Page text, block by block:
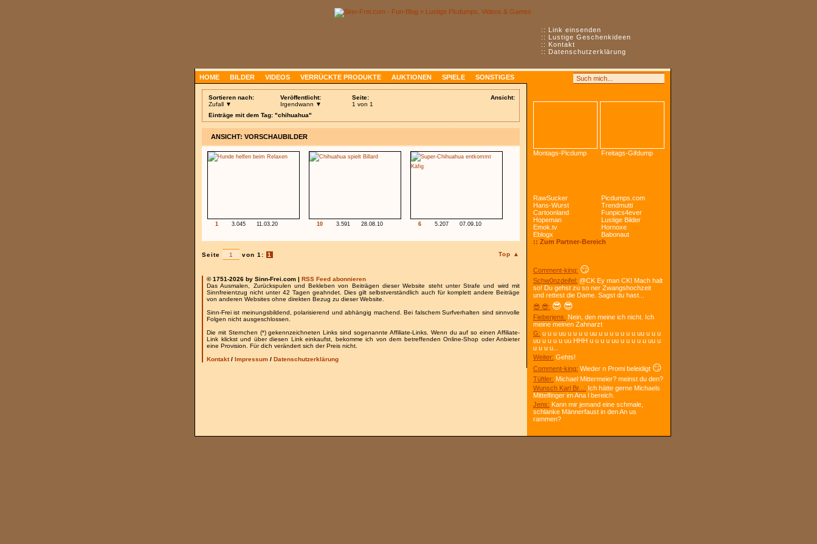
:: Link einsenden
:: Lustige Geschenkideen
:: Kontakt
:: Datenschutzerklärung
HOME BILDER VIDEOS VERRÜCKTE PRODUKTE AUKTIONEN SPIELE SONSTIGES
Ansicht:
Sortieren nach:
Zufall ▼
Veröffentlicht:
Irgendwann ▼
Seite:
1 von 1
Einträge mit dem Tag: "chihuahua"
ANSICHT: VORSCHAUBILDER
1 3.045 11.03.20 10 3.591 28.08.10 6 5.207 07.09.10
Top ▲
Seite von 1: 1
© 1751-2026 by Sinn-Frei.com | RSS Feed abonnieren
Das Ausmalen, Zurückspulen und Bekleben von Beiträgen dieser Website steht unter Strafe und wird mit
Sinnfreientzug nicht unter 42 Tagen geahndet. Dies gilt selbstverständlich auch für komplett andere Beiträge
von anderen Websites ohne direkten Bezug zu dieser Website.
Sinn-Frei ist meinungsbildend, polarisierend und abhängig machend. Bei falschem Surfverhalten sind sinnvolle
Folgen nicht ausgeschlossen.
Die mit Sternchen (*) gekennzeichneten Links sind sogenannte Affiliate-Links. Wenn du auf so einen Affiliate-
Link klickst und über diesen Link einkaufst, bekomme ich von dem betreffenden Online-Shop oder Anbieter
eine Provision. Für dich verändert sich der Preis nicht.
Kontakt/ Impressum / Datenschutzerklärung
Montags-Picdump Freitags-Gifdump
RawSucker
Picdumps.com
Hans-Wurst
Trendmutti
Cartoonland
Funpics4ever
Hopeman
Lustige Bilder
Emok.tv
Hornoxe
Eblogx
Babonaut
:: Zum Partner-Bereich
Comment-king: 😏
Schw0nzdeifel: @CK Ey man CK! Mach halt
so! Du gehst zu so ner Zwangshochzeit
und rettest die Dame. Sagst du hast...
😎 😎: 😎 😎
Fieberjens: Nein, den meine ich nicht. Ich
meine meinen Zahnarzt
G: u u u uu u u u u uu u u u u u u u uu u u u
uu u u u u uu HHH u u u u uu u u u u u uu u
u u u u...
Weiter: Gehts!
Comment-king: Wieder n Promi beleidigt 😏
Tüftler: Michael Mittermeier? meinst du den?
Wunsch Karl Br...: Ich hätte gerne Michaels
Mittelfinger im Ana l bereich.
Jens: Kann mir jemand eine schmale,
schlanke Männerfaust in den An us
rammen?